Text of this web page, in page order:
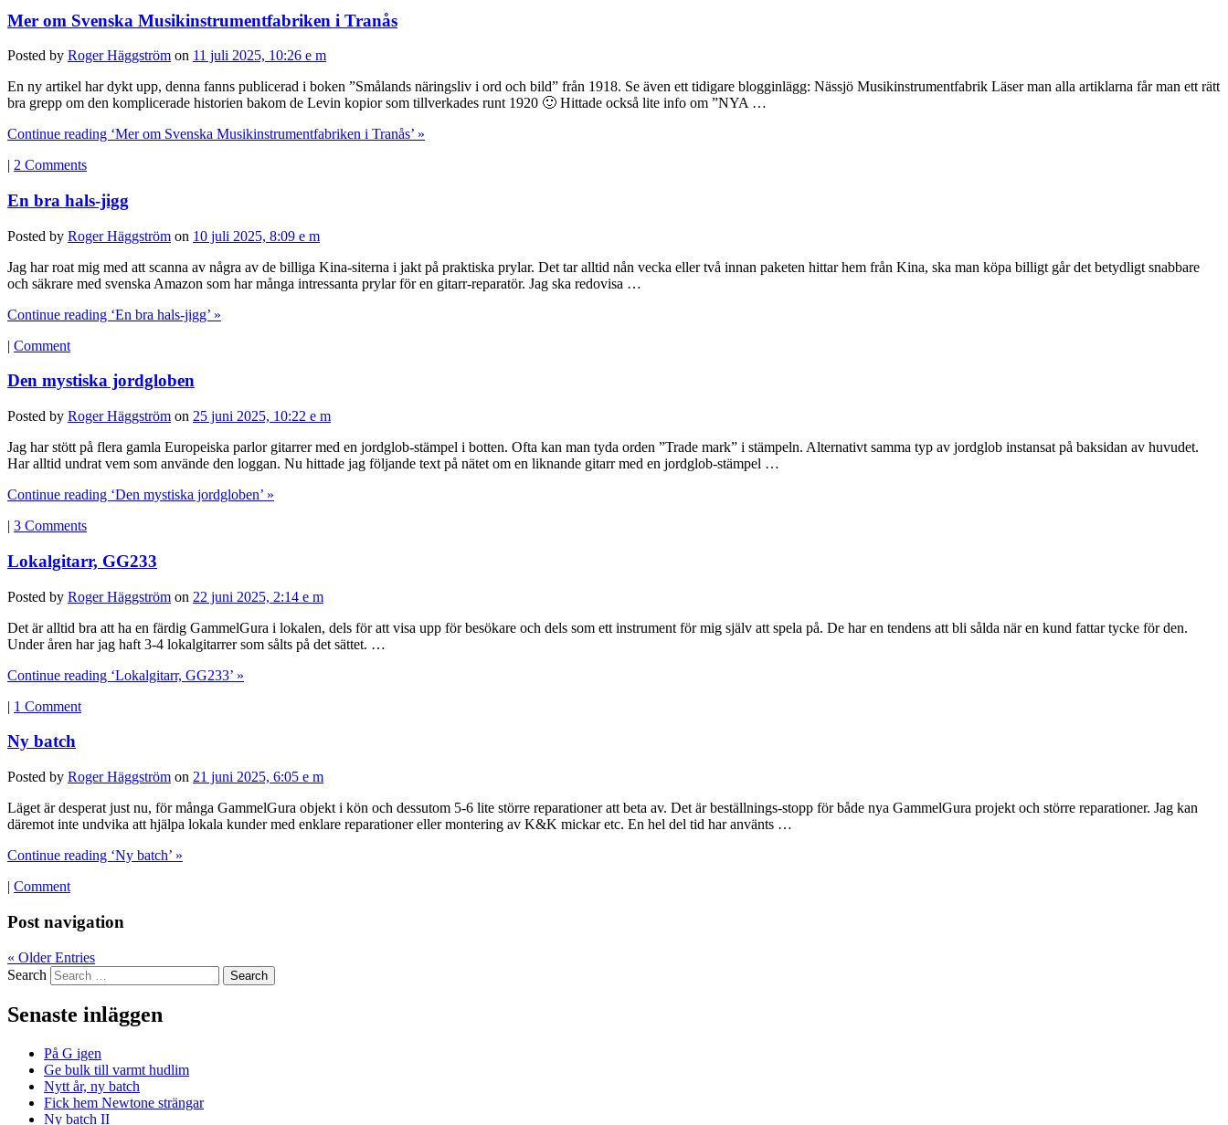
Mer om Svenska Musikinstrumentfabriken i Tranås
Posted by Roger Häggström on 11 juli 2025, 10:26 e m
En ny artikel har dykt upp, denna fanns publicerad i boken ”Smålands näringsliv i ord och bild” från 1918. Se även ett tidigare blogginlägg: Nässjö Musikinstrumentfabrik Läser man alla artiklarna får man ett rätt
bra grepp om den komplicerade historien bakom de Levin kopior som tillverkades runt 1920 🙂 Hittade också lite info om ”NYA …
Continue reading ‘Mer om Svenska Musikinstrumentfabriken i Tranås’ »
| 2 Comments
En bra hals-jigg
Posted by Roger Häggström on 10 juli 2025, 8:09 e m
Jag har roat mig med att scanna av några av de billiga Kina-siterna i jakt på praktiska prylar. Det tar alltid nån vecka eller två innan paketen hittar hem från Kina, ska man köpa billigt går det betydligt snabbare
och säkrare med svenska Amazon som har många intressanta prylar för en gitarr-reparatör. Jag ska redovisa …
Continue reading ‘En bra hals-jigg’ »
| Comment
Den mystiska jordgloben
Posted by Roger Häggström on 25 juni 2025, 10:22 e m
Jag har stött på flera gamla Europeiska parlor gitarrer med en jordglob-stämpel i botten. Ofta kan man tyda orden ”Trade mark” i stämpeln. Alternativt samma typ av jordglob instansat på baksidan av huvudet.
Har alltid undrat vem som använde den loggan. Nu hittade jag följande text på nätet om en liknande gitarr med en jordglob-stämpel …
Continue reading ‘Den mystiska jordgloben’ »
| 3 Comments
Lokalgitarr, GG233
Posted by Roger Häggström on 22 juni 2025, 2:14 e m
Det är alltid bra att ha en färdig GammelGura i lokalen, dels för att visa upp för besökare och dels som ett instrument för mig själv att spela på. De har en tendens att bli sålda när en kund fattar tycke för den.
Under åren har jag haft 3-4 lokalgitarrer som sålts på det sättet. …
Continue reading ‘Lokalgitarr, GG233’ »
| 1 Comment
Ny batch
Posted by Roger Häggström on 21 juni 2025, 6:05 e m
Läget är desperat just nu, för många GammelGura objekt i kön och dessutom 5-6 lite större reparationer att beta av. Det är beställnings-stopp för både nya GammelGura projekt och större reparationer. Jag kan
däremot inte undvika att hjälpa lokala kunder med enklare reparationer eller montering av K&K mickar etc. En hel del tid har använts …
Continue reading ‘Ny batch’ »
| Comment
Post navigation
« Older Entries
Search
Senaste inläggen
På G igen
Ge bulk till varmt hudlim
Nytt år, ny batch
Fick hem Newtone strängar
Ny batch II